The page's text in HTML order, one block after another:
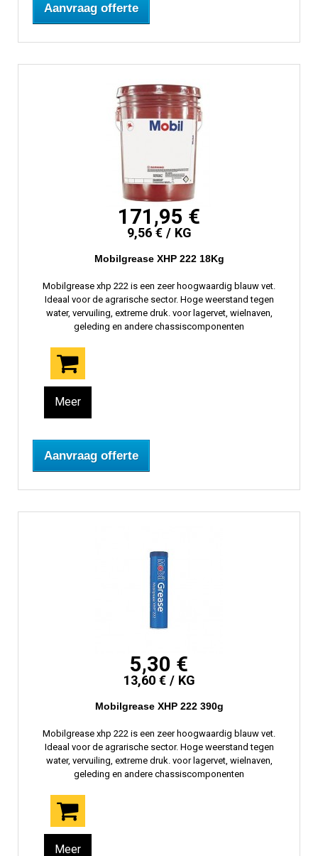
Aanvraag offerte
171,95 €
9,56 € / KG
Mobilgrease XHP 222 18Kg
Mobilgrease xhp 222 is een zeer hoogwaardig blauw vet.
Ideaal voor de agrarische sector. Hoge weerstand tegen
water, vervuiling, extreme druk. voor lagervet, wielnaven,
geleding en andere chassiscomponenten
Meer
Aanvraag offerte
5,30 €
13,60 € / KG
Mobilgrease XHP 222 390g
Mobilgrease xhp 222 is een zeer hoogwaardig blauw vet.
Ideaal voor de agrarische sector. Hoge weerstand tegen
water, vervuiling, extreme druk. voor lagervet, wielnaven,
geleding en andere chassiscomponenten
Meer